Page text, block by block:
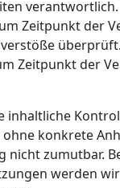
Zeitpunkt der
Zeitpunkt der
inhaltliche
ohne konkrete
nicht zumutbar.
werden